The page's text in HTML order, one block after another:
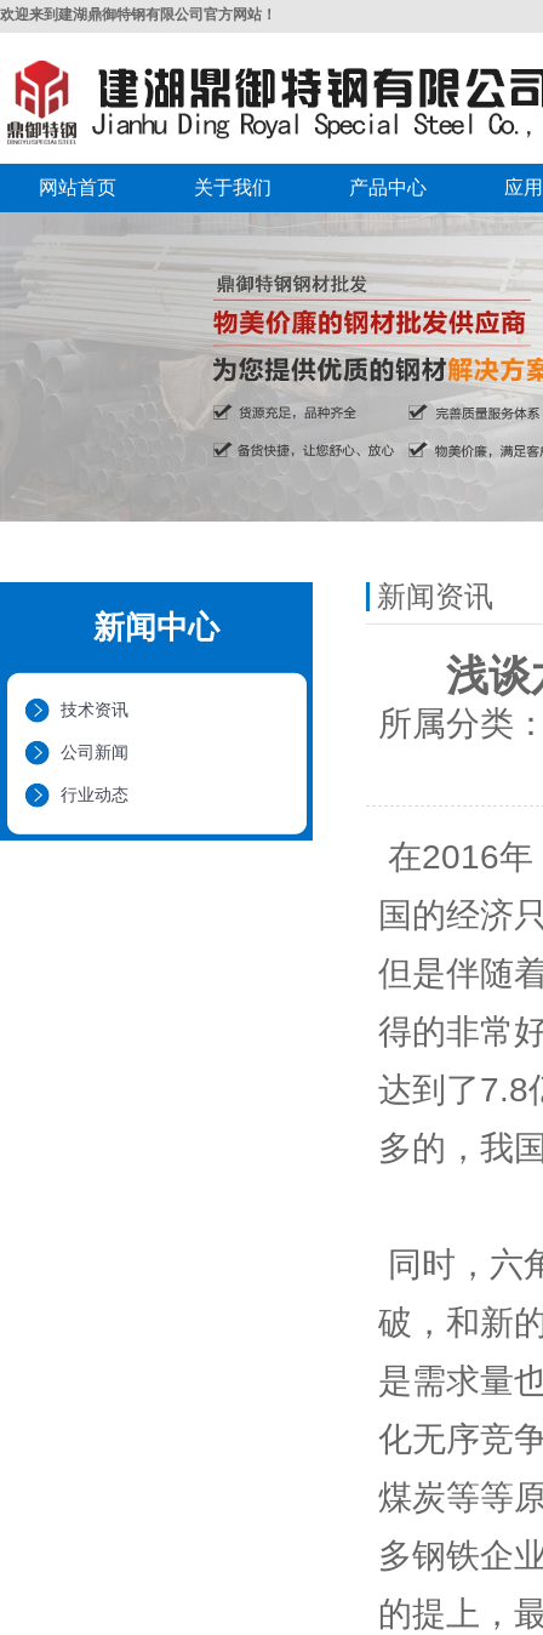
欢迎来到建湖鼎御特钢有限公司官方网站！
网站首页 关于我们 产品中心 应
新闻中心
技术资讯
公司新闻
行业动态
新闻资讯
浅谈
所属分类
国的经济
但是伴随
得的非常
达到了7.8
多的，我
破，和新
是需求量
化无序竞
煤炭等等
多钢铁企
的提上，